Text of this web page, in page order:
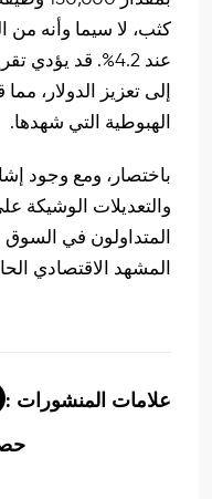
كثب، لا سيما وأنه من
عند 4.2%. قد
إلى تعزيز الدولار،
الهبوطية التي شهدها.
باختصار، ومع وجود
والتعديلات الوشيكة
المتداولون في السوق
المشهد الاقتصادي
علامات المنشورات :